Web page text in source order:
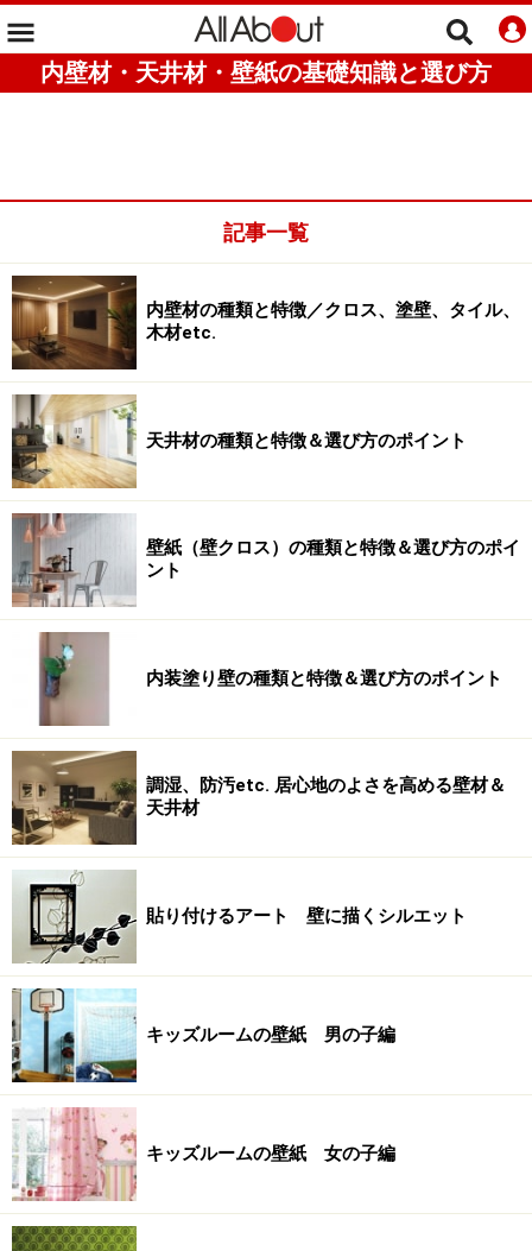
内壁材・天井材・壁紙の基礎知識と選び方
記事一覧
内壁材の種類と特徴／クロス、塗壁、タイル、
木材etc.
天井材の種類と特徴＆選び方のポイント
壁紙（壁クロス）の種類と特徴＆選び方のポイ
ント
内装塗り壁の種類と特徴＆選び方のポイント
調湿、防汚etc. 居心地のよさを高める壁材＆
天井材
貼り付けるアート 壁に描くシルエット
キッズルームの壁紙 男の子編
キッズルームの壁紙 女の子編